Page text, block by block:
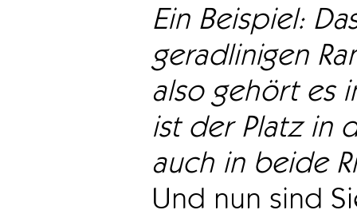
Ein Beispiel:
geradlinigen
also gehört es
ist der Platz in
auch in beide
Und nun sind